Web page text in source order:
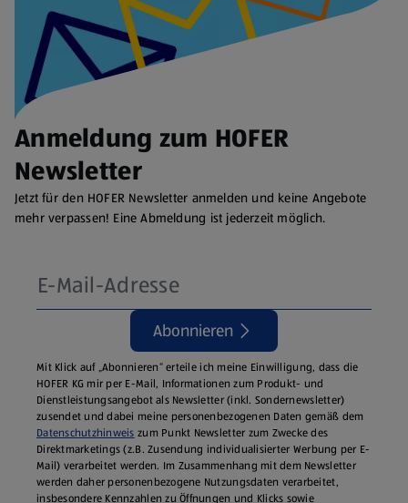
Anmeldung zum HOFER
Newsletter
Jetzt für den HOFER Newsletter anmelden und keine Angebote
mehr verpassen! Eine Abmeldung ist jederzeit möglich.
Abonnieren
Mit Klick auf „Abonnieren“ erteile ich meine Einwilligung, dass die
HOFER KG mir per E-Mail, Informationen zum Produkt- und
Dienstleistungsangebot als Newsletter (inkl. Sondernewsletter)
zusendet und dabei meine personenbezogenen Daten gemäß dem
Datenschutzhinweis zum Punkt Newsletter zum Zwecke des
Direktmarketings (z.B. Zusendung individualisierter Werbung per E-
Mail) verarbeitet werden. Im Zusammenhang mit dem Newsletter
werden daher personenbezogene Nutzungsdaten verarbeitet,
insbesondere Kennzahlen zu Öffnungen und Klicks sowie